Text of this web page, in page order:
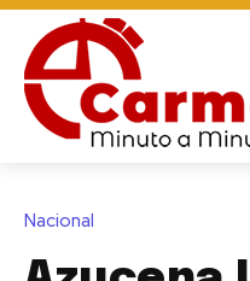
Nacional